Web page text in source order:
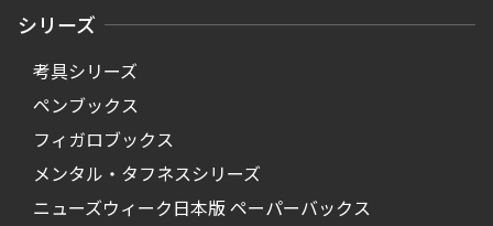
シリーズ
考具シリーズ
ペンブックス
フィガロブックス
メンタル・タフネスシリーズ
ニューズウィーク日本版 ペーパーバックス